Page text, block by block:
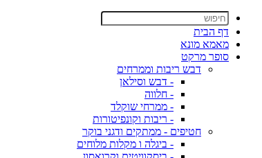
דף הבית
מאמא מונא
סופר מרקט
דבש ריבות וממרחים
- דבש וסילאן
- חלווה
- ממרחי שוקלד
- ריבות וקונפיטורות
חטיפים - ממתקים ודגני בוקר
- ביגלה ו מקלות מלוחים